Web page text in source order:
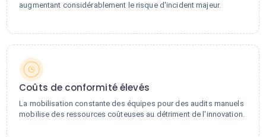
augmentant considérablement le risque d'incident majeur.
Coûts de conformité élevés
La mobilisation constante des équipes pour des audits manuels
mobilise des ressources coûteuses au détriment de l'innovation.